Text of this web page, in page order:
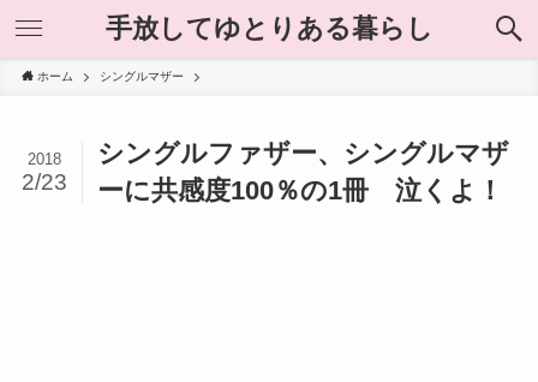
手放してゆとりある暮らし
ホーム シングルマザー
シングルファザー、シングルマザ
ーに共感度100％の1冊 泣くよ！
2018
2/23